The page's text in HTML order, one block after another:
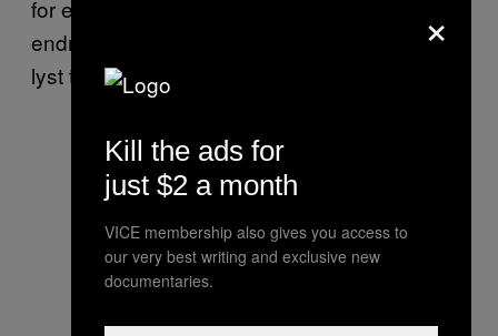
for en?” Det spørgsmål vil jeg besvare med
endnu et retorisk spørgsmål: Hvem har
ikke
lyst til at sutte deres egen pik?
×
Kill the ads for
just $2 a month
VICE membership also gives you access to
our very best writing and exclusive new
documentaries.